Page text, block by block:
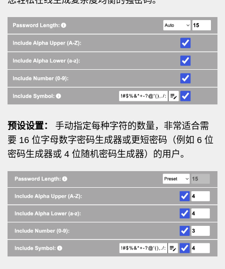
预设设置：
手动指定每种字符的数量，非常适合需
要 16 位字母数字密码生成器或更短密码（例如 6 位
密码生成器或 4 位随机密码生成器）的用户。